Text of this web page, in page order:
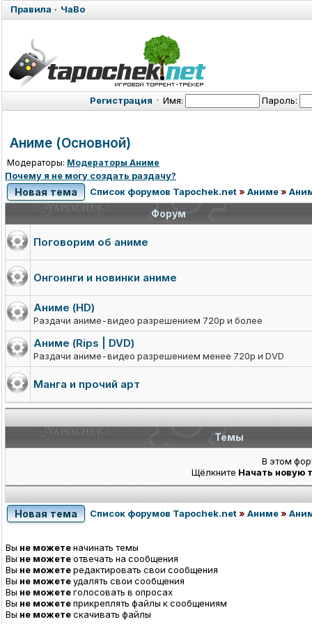
Правила · ЧаВо
Регистрация · Имя: Пароль:
Аниме (Основной)
Модераторы: Модераторы Аниме
Почему я не могу создать раздачу?
Новая тема Список форумов Tapochek.net» Аниме»
Форум
Поговорим об аниме
Онгоинги и новинки аниме
Аниме (HD)
Раздачи аниме-видео разрешением 720p и более
Аниме (Rips | DVD)
Раздачи аниме-видео разрешением менее 720p и DVD
Манга и прочий арт
Темы
В этом
Щёлкните Начать новую
Новая тема Список форумов Tapochek.net» Аниме»
Вы не можетеначинать темы
Вы не можетеотвечать на сообщения
Вы не можетередактировать свои сообщения
Вы не можетеудалять свои сообщения
Вы не можетеголосовать в опросах
Вы не можетеприкреплять файлы к сообщениям
Вы не можетескачивать файлы